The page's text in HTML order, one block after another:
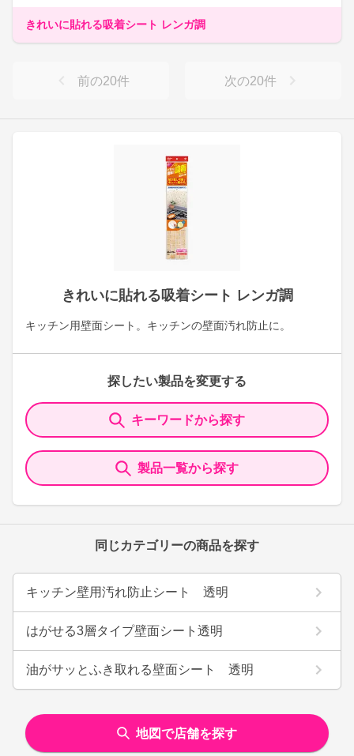
きれいに貼れる吸着シート レンガ調
キッチン用壁面シート。キッチンの壁面汚れ防止に。
探したい製品を変更する
キーワードから探す
製品一覧から探す
同じカテゴリーの商品を探す
キッチン壁用汚れ防止シート 透明
はがせる3層タイプ壁面シート透明
油がサッとふき取れる壁面シート 透明
きれいに貼れる吸着シート レンガ調
前の20件 次の20件
地図で店舗を探す